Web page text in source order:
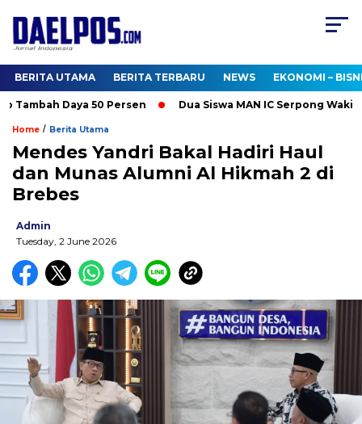
BERITA UTAMA BERITA TERBARU NEWS EKONOMI –
Daya 50 Persen Dua Siswa MAN IC Serpong Wakili
Home / Berita Utama
Mendes Yandri Bakal Hadiri Haul
dan Munas Alumni Al Hikmah 2 di
Brebes
Admin
Tuesday, 2 June 2026